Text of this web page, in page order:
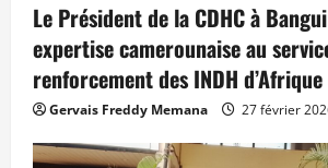
Le Président de la CDHC à
expertise camerounaise au
renforcement des INDH
Gervais Freddy Memana 27 février